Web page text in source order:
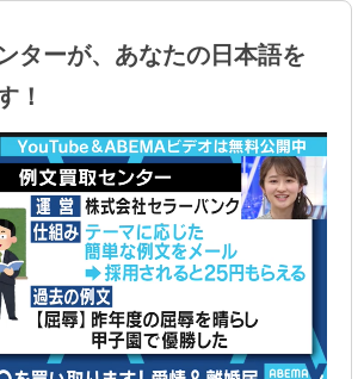
ターが、あなたの日本語を
！